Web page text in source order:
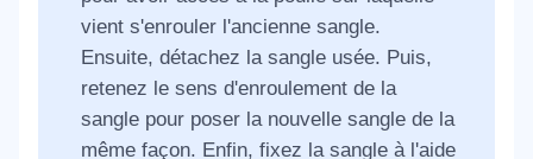
vient s'enrouler l'ancienne sangle.
Ensuite, détachez la sangle usée. Puis,
retenez le sens d'enroulement de la
sangle pour poser la nouvelle sangle de la
même façon. Enfin, fixez la sangle à l'aide